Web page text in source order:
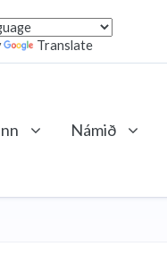
Translate
Námið